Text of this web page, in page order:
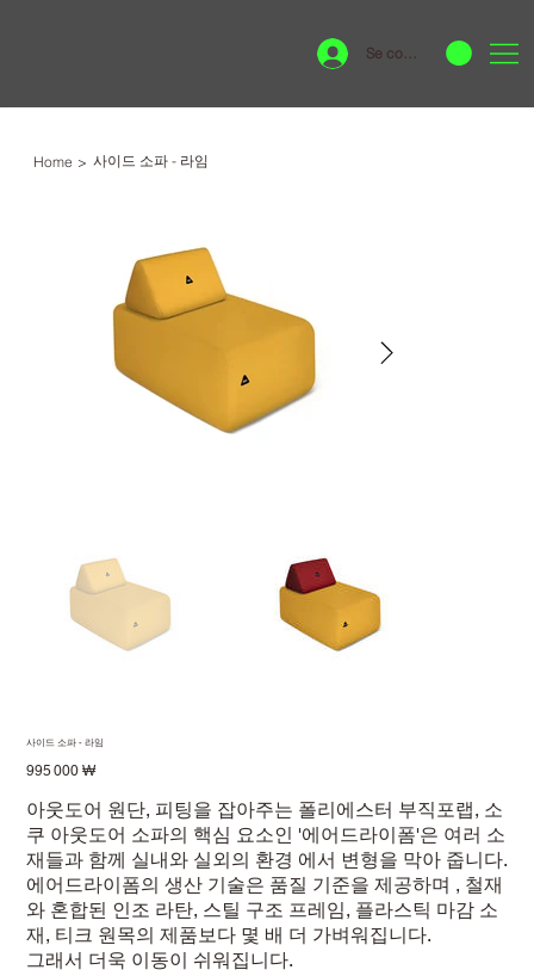
Se connecter
Home > 사이드 소파 - 라임
사이드 소파 - 라임
Prix
995 000 ₩
아웃도어 원단, 피팅을 잡아주는 폴리에스터 부직포랩, 소
쿠 아웃도어 소파의 핵심 요소인 '에어드라이폼'은 여러 소
재들과 함께 실내와 실외의 환경 에서 변형을 막아 줍니다.
에어드라이폼의 생산 기술은 품질 기준을 제공하며 , 철재
와 혼합된 인조 라탄, 스틸 구조 프레임, 플라스틱 마감 소
재, 티크 원목의 제품보다 몇 배 더 가벼워집니다.
그래서 더욱 이동이 쉬워집니다.